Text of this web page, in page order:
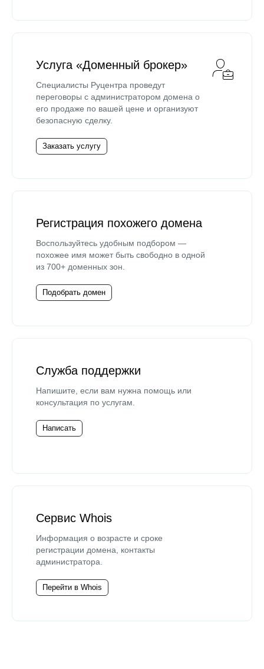
Услуга «Доменный брокер»
Специалисты Руцентра проведут
переговоры с администратором домена о
его продаже по вашей цене и организуют
безопасную сделку.
Заказать услугу
Регистрация похожего домена
Воспользуйтесь удобным подбором —
похожее имя может быть свободно в одной
из 700+ доменных зон.
Подобрать домен
Служба поддержки
Напишите, если вам нужна помощь или
консультация по услугам.
Написать
Сервис Whois
Информация о возрасте и сроке
регистрации домена, контакты
администратора.
Перейти в Whois